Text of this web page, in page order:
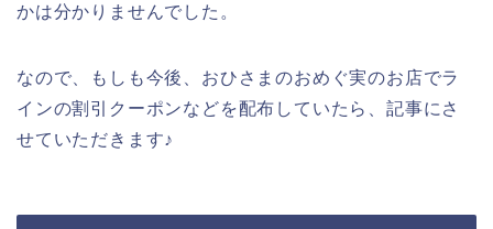
かは分かりませんでした。
なので、もしも今後、おひさまのおめぐ実のお店でラ
インの割引クーポンなどを配布していたら、記事にさ
せていただきます♪